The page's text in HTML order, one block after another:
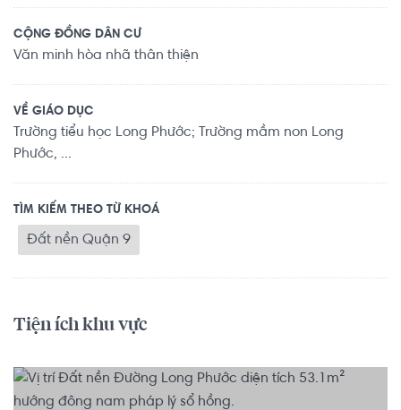
CỘNG ĐỒNG DÂN CƯ
Văn minh hòa nhã thân thiện
VỀ GIÁO DỤC
Trường tiểu học Long Phước; Trường mầm non Long
Phước, ...
TÌM KIẾM THEO TỪ KHOÁ
Đất nền Quận 9
Tiện ích khu vực